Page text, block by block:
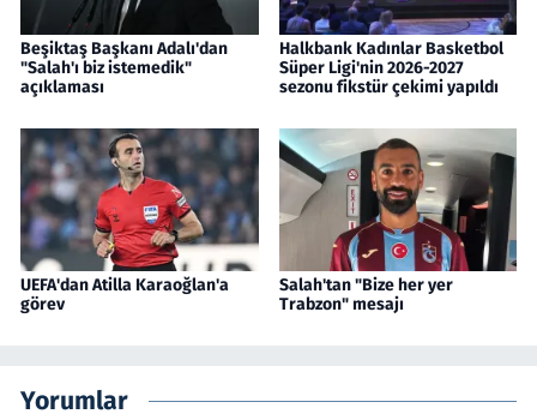
Beşiktaş Başkanı Adalı'dan
"Salah'ı biz istemedik"
açıklaması
Halkbank Kadınlar Basketbol
Süper Ligi'nin 2026-2027
sezonu fikstür çekimi yapıldı
UEFA'dan Atilla Karaoğlan'a
görev
Salah'tan "Bize her yer
Trabzon" mesajı
Yorumlar